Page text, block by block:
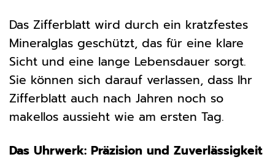
Das Zifferblatt wird durch ein kratzfestes
Mineralglas geschützt, das für eine klare
Sicht und eine lange Lebensdauer sorgt.
Sie können sich darauf verlassen, dass Ihr
Zifferblatt auch nach Jahren noch so
makellos aussieht wie am ersten Tag.
Das Uhrwerk: Präzision und Zuverlässigkeit